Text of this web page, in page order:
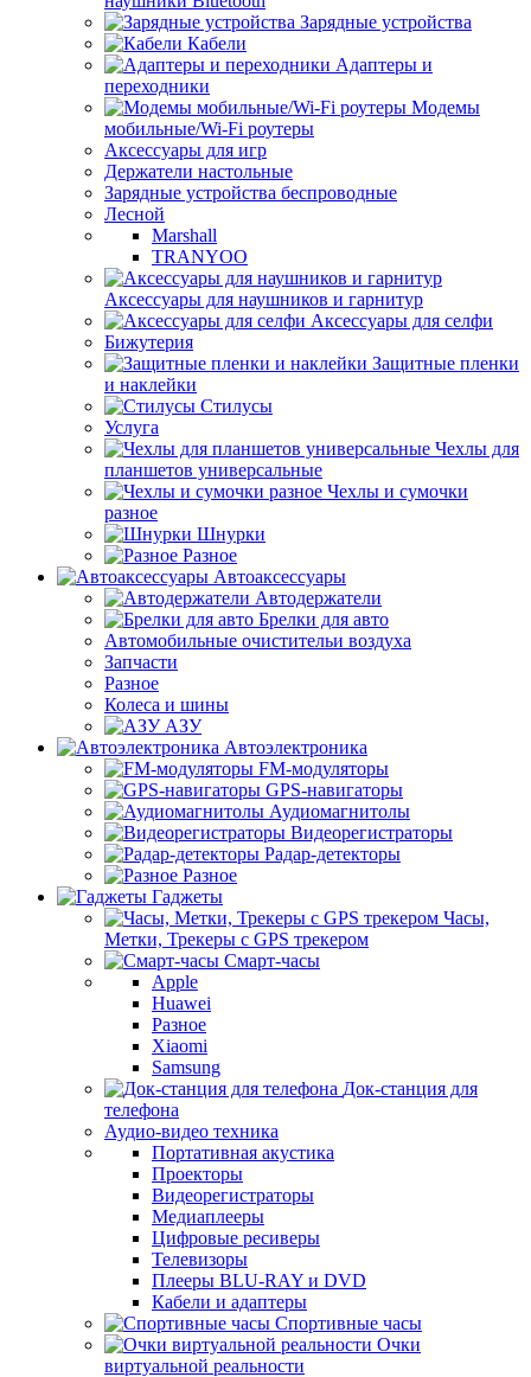
Зарядные устройства
Кабели
Адаптеры и
переходники
Модемы
мобильные/Wi-Fi роутеры
Аксессуары для игр
Держатели настольные
Зарядные устройства беспроводные
Лесной
Marshall
TRANYOO
Аксессуары для наушников и гарнитур
Аксессуары для селфи
Бижутерия
Защитные пленки
и наклейки
Стилусы
Услуга
Чехлы для
планшетов универсальные
Чехлы и сумочки
разное
Шнурки
Разное
Автоаксессуары
Автодержатели
Брелки для авто
Автомобильные очистительи воздуха
Запчасти
Разное
Колеса и шины
АЗУ
Автоэлектроника
FM-модуляторы
GPS-навигаторы
Аудиомагнитолы
Видеорегистраторы
Радар-детекторы
Разное
Гаджеты
Часы,
Метки, Трекеры с GPS трекером
Смарт-часы
Apple
Huawei
Разное
Xiaomi
Samsung
Док-станция для
телефона
Аудио-видео техника
Портативная акустика
Проекторы
Видеорегистраторы
Медиаплееры
Цифровые ресиверы
Телевизоры
Плееры BLU-RAY и DVD
Кабели и адаптеры
Спортивные часы
Очки
виртуальной реальности